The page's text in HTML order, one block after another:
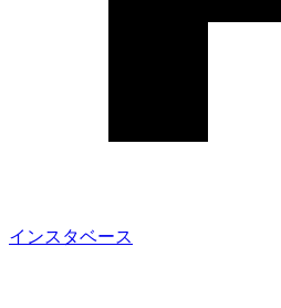
インスタベース